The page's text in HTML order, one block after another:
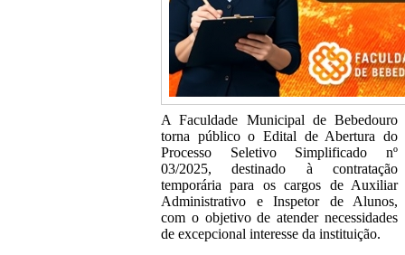
A Faculdade Municipal de Bebedouro
torna público o Edital de Abertura do
Processo Seletivo Simplificado nº
03/2025, destinado à contratação
temporária para os cargos de Auxiliar
Administrativo e Inspetor de Alunos,
com o objetivo de atender necessidades
de excepcional interesse da instituição.